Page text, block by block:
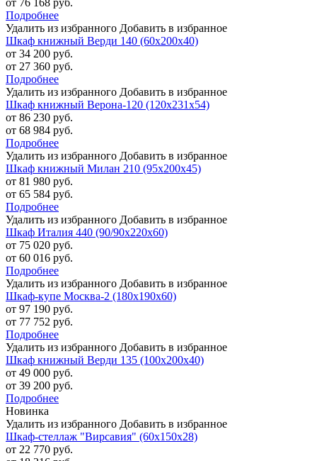
от 76 168 руб.
Подробнее
Удалить из избранного Добавить в избранное
Шкаф книжный Верди 140 (60х200х40)
от 34 200 руб.
от 27 360 руб.
Подробнее
Удалить из избранного Добавить в избранное
Шкаф книжный Верона-120 (120х231х54)
от 86 230 руб.
от 68 984 руб.
Подробнее
Удалить из избранного Добавить в избранное
Шкаф книжный Милан 210 (95х200х45)
от 81 980 руб.
от 65 584 руб.
Подробнее
Удалить из избранного Добавить в избранное
Шкаф Италия 440 (90/90х220х60)
от 75 020 руб.
от 60 016 руб.
Подробнее
Удалить из избранного Добавить в избранное
Шкаф-купе Москва-2 (180х190х60)
от 97 190 руб.
от 77 752 руб.
Подробнее
Удалить из избранного Добавить в избранное
Шкаф книжный Верди 135 (100х200х40)
от 49 000 руб.
от 39 200 руб.
Подробнее
Новинка
Удалить из избранного Добавить в избранное
Шкаф-стеллаж "Вирсавия" (60х150х28)
от 22 770 руб.